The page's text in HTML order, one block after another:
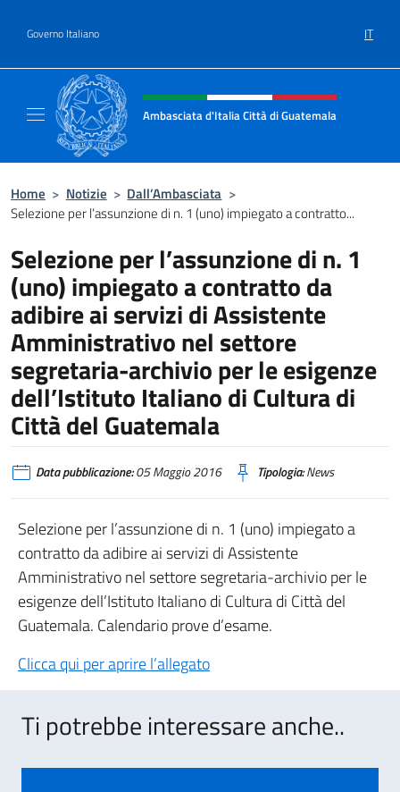
Governo Italiano IT
Intestazione sito, social e menù
Ambasciata d'Italia Città di Guatemala
Home > Notizie > Dall’Ambasciata >
Selezione per l’assunzione di n. 1 (uno) impiegato a contratto...
Selezione per l’assunzione di n. 1
(uno) impiegato a contratto da
adibire ai servizi di Assistente
Amministrativo nel settore
segretaria-archivio per le esigenze
dell’Istituto Italiano di Cultura di
Città del Guatemala
Data pubblicazione:05 Maggio 2016 Tipologia:News
Selezione per l’assunzione di n. 1 (uno) impiegato a
contratto da adibire ai servizi di Assistente
Amministrativo nel settore segretaria-archivio per le
esigenze dell’Istituto Italiano di Cultura di Città del
Guatemala. Calendario prove d’esame.
Clicca qui per aprire l’allegato
Ti potrebbe interessare anche..